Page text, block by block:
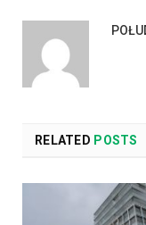
RELATED POSTS